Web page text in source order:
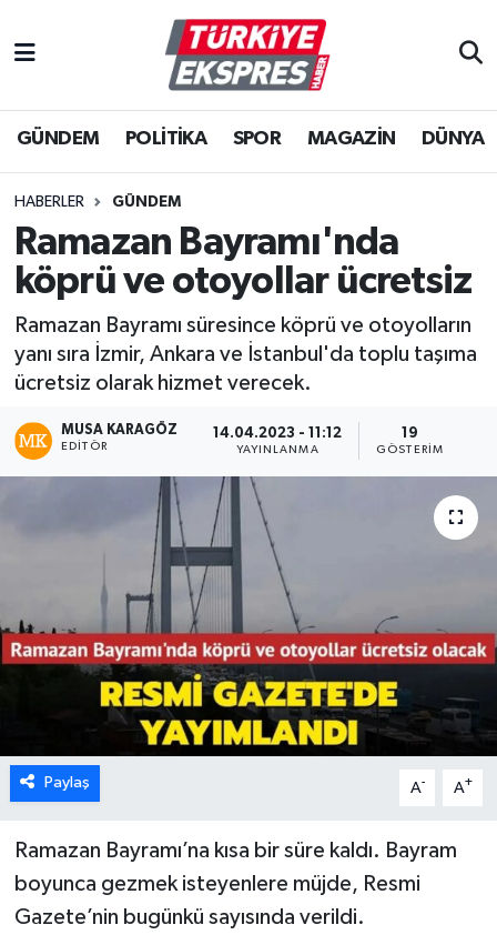
GÜNDEM POLİTİKA SPOR MAGAZİN DÜNYA
HABERLER GÜNDEM
Ramazan Bayramı'nda
köprü ve otoyollar ücretsiz
Ramazan Bayramı süresince köprü ve otoyolların
yanı sıra İzmir, Ankara ve İstanbul'da toplu taşıma
ücretsiz olarak hizmet verecek.
MUSA KARAGÖZ
EDITÖR
14.04.2023 - 11:12
YAYINLANMA
19
GÖSTERIM
Paylaş A- A+
Ramazan Bayramı’na kısa bir süre kaldı. Bayram
boyunca gezmek isteyenlere müjde, Resmi
Gazete’nin bugünkü sayısında verildi.
İstanbul Nöbetçi Eczaneler
İstanbul Hava Durumu
İstanbul Namaz Vakitleri
İstanbul Trafik Yoğunluk Haritası
Tüm Manşetler
Son Dakika Haberleri
Haber Arşivi